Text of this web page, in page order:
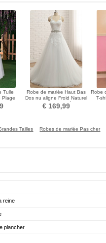
Tulle
Plage
Robe de mariée Haut Bas
Dos nu aligne Froid Naturel
taille Salle des fêtes
€ 169,99
Robe
T-
Tailles
Robes de mariée Pas cher
reine
plancher